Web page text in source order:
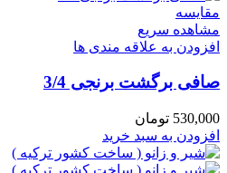
مقایسه
مشاهده سریع
افزودن به علاقه مندی ها
صافی برگشت برنجی 3/4
530,000 تومان
افزودن به سبد خرید